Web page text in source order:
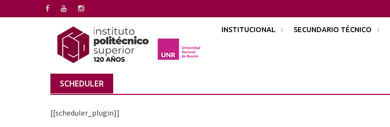
al
INSTITUCIONAL SECUNDARIO TÉCNICO
SCHEDULER
[[scheduler_plugin]]